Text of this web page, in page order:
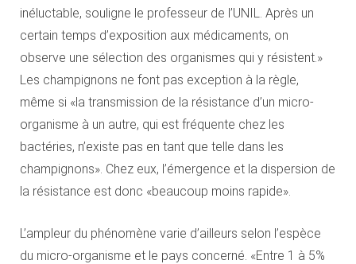
inéluctable, souligne le professeur de l’UNIL. Après un
certain temps d’exposition aux médicaments, on
observe une sélection des organismes qui y résistent.»
Les champignons ne font pas exception à la règle,
même si «la transmission de la résistance d’un micro-
organisme à un autre, qui est fréquente chez les
bactéries, n’existe pas en tant que telle dans les
champignons». Chez eux, l’émergence et la dispersion de
la résistance est donc «beaucoup moins rapide».
L’ampleur du phénomène varie d’ailleurs selon l’espèce
du micro-organisme et le pays concerné. «Entre 1 à 5%